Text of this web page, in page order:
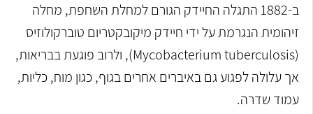
ב-1882 התגלה החיידק הגורם למחלת השחפת, מחלה
זיהומית הנגרמת על ידי חיידק מיקובקטריום טוברקולוזיס
(Mycobacterium tuberculosis), ולרוב פוגעת בבריאות,
אך עלולה לפגוע גם באיברים אחרים בגוף, כגון מוח, כליות,
עמוד שדרה.